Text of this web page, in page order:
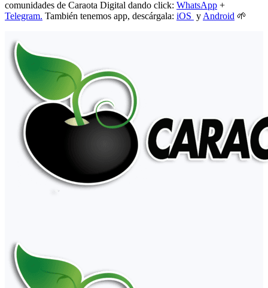
comunidades de Caraota Digital dando click: WhatsApp +
Telegram. También tenemos app, descárgala: iOS y Android 🌱